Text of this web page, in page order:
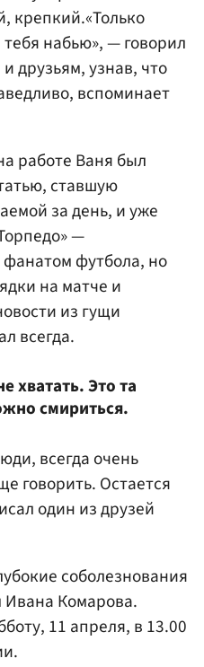
крепкий.«Только
набью», — говорил
друзьям, узнав, что
вспоминает
работе Ваня был
ставшую
за день, и уже
—
футбола, но
на матче и
из гущи
всегда.
хватать. Это та
смириться.
всегда очень
говорить. Остается
один из друзей
соболезнования
Ивана Комарова.
11 апреля, в 13.00